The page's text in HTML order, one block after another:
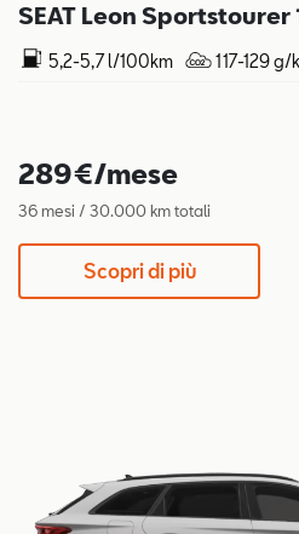
SEAT Leon Sportstourer
5,2-5,7 l/100km 117-129 g/
289€/mese
36 mesi / 30.000 km totali
Scopri di più